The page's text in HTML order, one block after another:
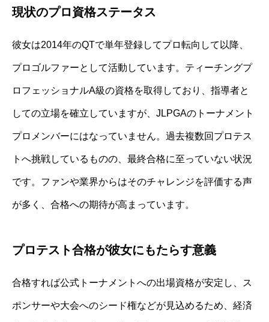
現状のプロ資格ステータス
彼女は2014年のQTで単年登録してプロ転向して以降、
プロゴルファーとして活動しています。ティーチングプ
ロフェッショナルA級の資格を取得しており、指導者と
しての立場を確立していますが、JLPGAのトーナメント
プロメンバーにはなっていません。過去複数回プロテス
トへ挑戦しているものの、最終合格に至っていない状況
です。ファンや業界からはそのチャレンジを評価する声
が多く、合格への期待が高まっています。
プロテスト合格が彼女にもたらす意義
合格すれば公式トーナメントへの出場資格が安定し、ス
ポンサーや大会へのシード権などが見込めるため、経済